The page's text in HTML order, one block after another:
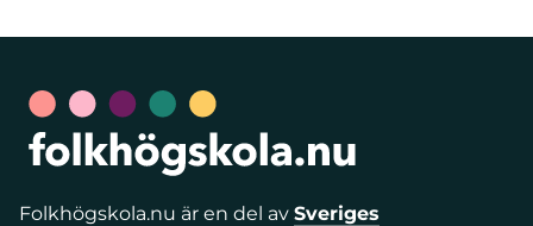
Folkhögskola.nu är en del av Sveriges